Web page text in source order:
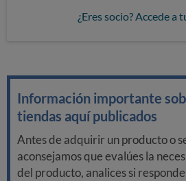
¿Eres socio? Accede a
Información importante
tiendas aquí publicados
Antes de adquirir un producto o
aconsejamos que evalúes la
del producto, analices si